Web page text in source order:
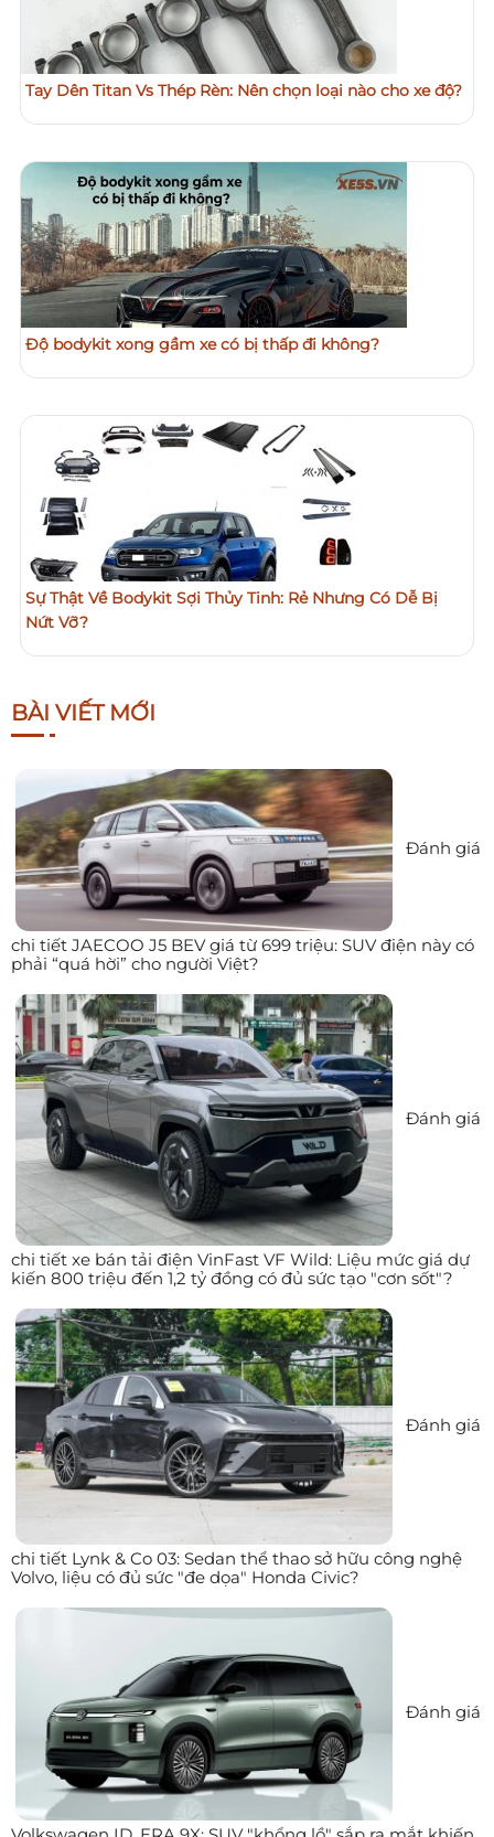
Tay Dên Titan Vs Thép Rèn: Nên chọn loại nào cho xe độ?
Độ bodykit xong gầm xe có bị thấp đi không?
Sự Thật Về Bodykit Sợi Thủy Tinh: Rẻ Nhưng Có Dễ Bị
Nứt Vỡ?
BÀI VIẾT MỚI
Đánh giá
chi tiết JAECOO J5 BEV giá từ 699 triệu: SUV điện này có
phải “quá hời” cho người Việt?
Đánh giá
chi tiết xe bán tải điện VinFast VF Wild: Liệu mức giá dự
kiến 800 triệu đến 1,2 tỷ đồng có đủ sức tạo "cơn sốt"?
Đánh giá
chi tiết Lynk & Co 03: Sedan thể thao sở hữu công nghệ
Volvo, liệu có đủ sức "đe dọa" Honda Civic?
Đánh giá